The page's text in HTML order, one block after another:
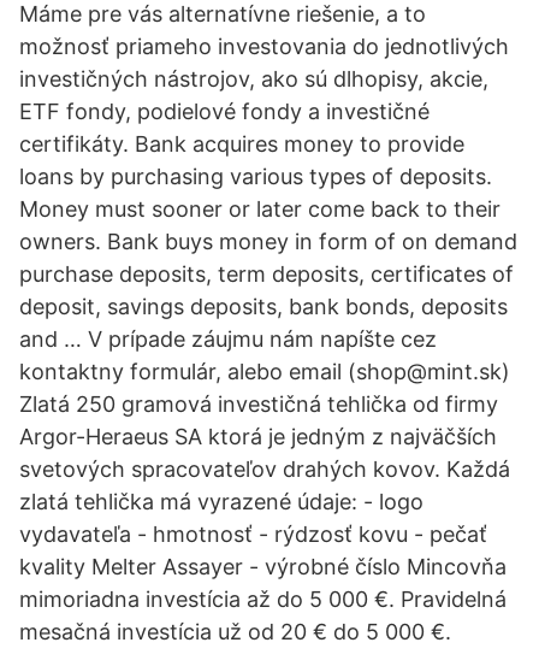
Máme pre vás alternatívne riešenie, a to
možnosť priameho investovania do jednotlivých
investičných nástrojov, ako sú dlhopisy, akcie,
ETF fondy, podielové fondy a investičné
certifikáty. Bank acquires money to provide
loans by purchasing various types of deposits.
Money must sooner or later come back to their
owners. Bank buys money in form of on demand
purchase deposits, term deposits, certificates of
deposit, savings deposits, bank bonds, deposits
and … V prípade záujmu nám napíšte cez
kontaktny formulár, alebo email (shop@mint.sk)
Zlatá 250 gramová investičná tehlička od firmy
Argor-Heraeus SA ktorá je jedným z najväčších
svetových spracovateľov drahých kovov. Každá
zlatá tehlička má vyrazené údaje: - logo
vydavateľa - hmotnosť - rýdzosť kovu - pečať
kvality Melter Assayer - výrobné číslo Mincovňa
mimoriadna investícia až do 5 000 €. Pravidelná
mesačná investícia už od 20 € do 5 000 €.